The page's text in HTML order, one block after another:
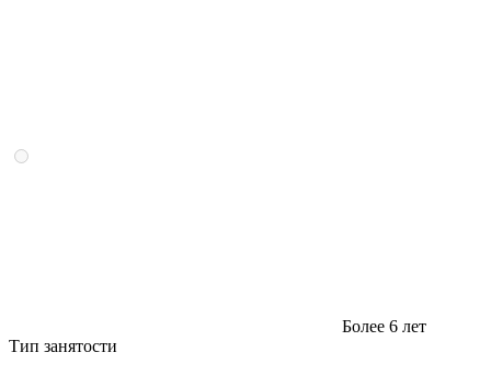
Более 6 лет
Тип занятости